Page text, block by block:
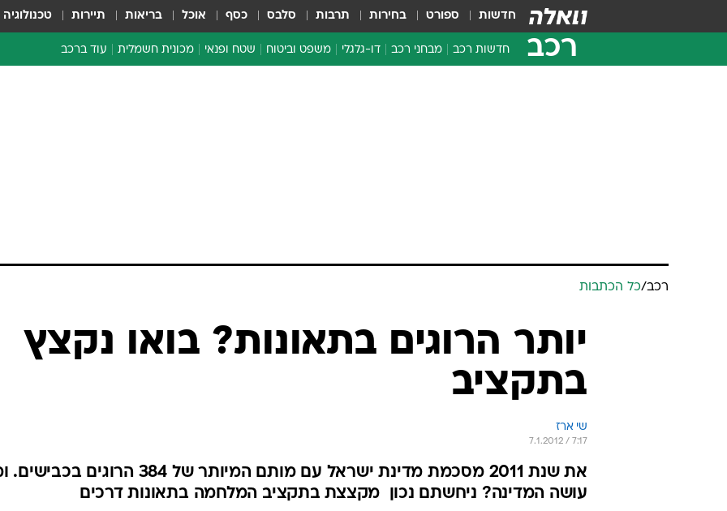
חדשות ספורט בחירות תרבות סלבס כסף אוכל בריאות תיירות טכנולוגיה
רכב חדשות רכב מבחני רכב דו-גלגלי משפט וביטוח שטח ופנאי מכונית חשמלית עוד ברכב
טכנולוגיה
ארכיון מדורים
כתבו לנו
רכב/כל הכתבות
יותר הרוגים בתאונות? בואו נקצץ
בתקציב
שי ארז
7.1.2012 / 7:17
את שנת 2011 מסכמת מדינת ישראל עם מותם המיותר של 384 הרוגים
עושה המדינה? ניחשתם נכון  מקצצת בתקציב המלחמה בתאונות דרכים